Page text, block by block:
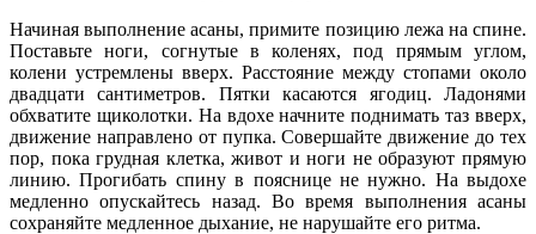
Начиная выполнение асаны, примите позицию лежа на спине.
Поставьте ноги, согнутые в коленях, под прямым углом,
колени устремлены вверх. Расстояние между стопами около
двадцати сантиметров. Пятки касаются ягодиц. Ладонями
обхватите щиколотки. На вдохе начните поднимать таз вверх,
движение направлено от пупка. Совершайте движение до тех
пор, пока грудная клетка, живот и ноги не образуют прямую
линию. Прогибать спину в пояснице не нужно. На выдохе
медленно опускайтесь назад. Во время выполнения асаны
сохраняйте медленное дыхание, не нарушайте его ритма.